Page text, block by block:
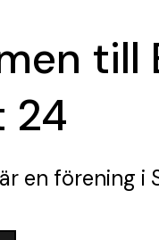
till
24
är en förening i